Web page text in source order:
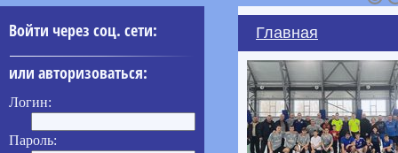
Войти через соц. сети:
или авторизоваться:
Логин:
Пароль:
Главная